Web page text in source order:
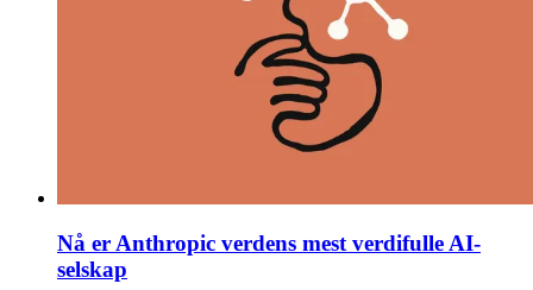
Nå er Anthropic verdens mest verdifulle AI-
selskap